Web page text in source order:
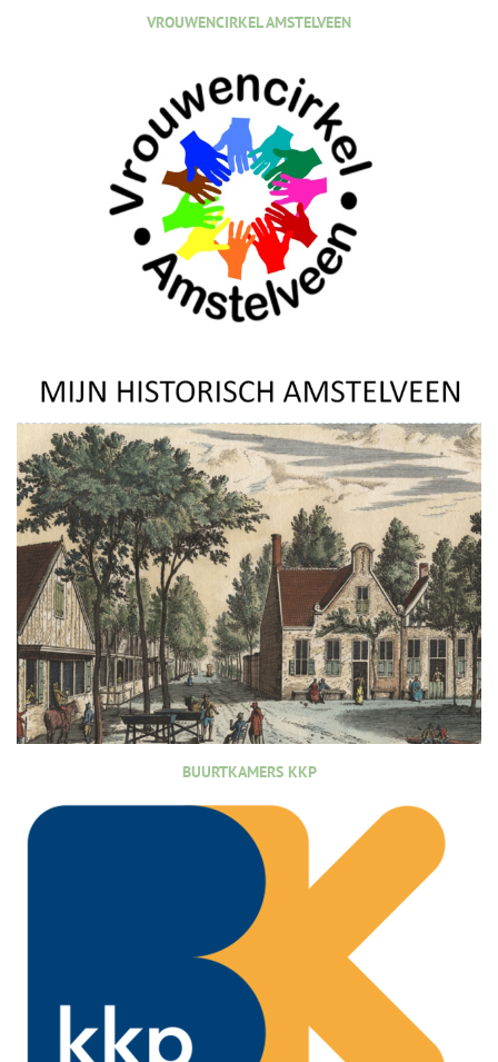
VROUWENCIRKEL AMSTELVEEN
BUURTKAMERS KKP